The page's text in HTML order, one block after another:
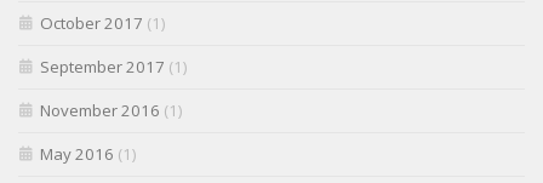
October 2017 (1)
September 2017 (1)
November 2016 (1)
May 2016 (1)